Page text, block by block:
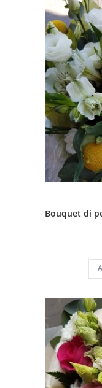
Bouquet di